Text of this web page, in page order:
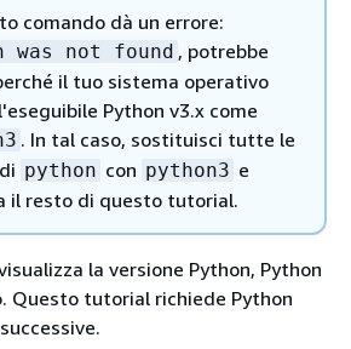
comando dà un errore:
was not found , potrebbe
il tuo sistema operativo
Python v3.x come
. In tal caso, sostituisci tutte le
python con python3 e
il resto di questo tutorial.
la versione Python, Python
Questo tutorial richiede Python